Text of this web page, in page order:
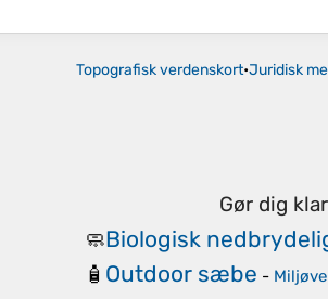
Topografisk verdenskort•Juridisk
Gør dig
🧼Biologisk
🧴 Outdoor sæbe -